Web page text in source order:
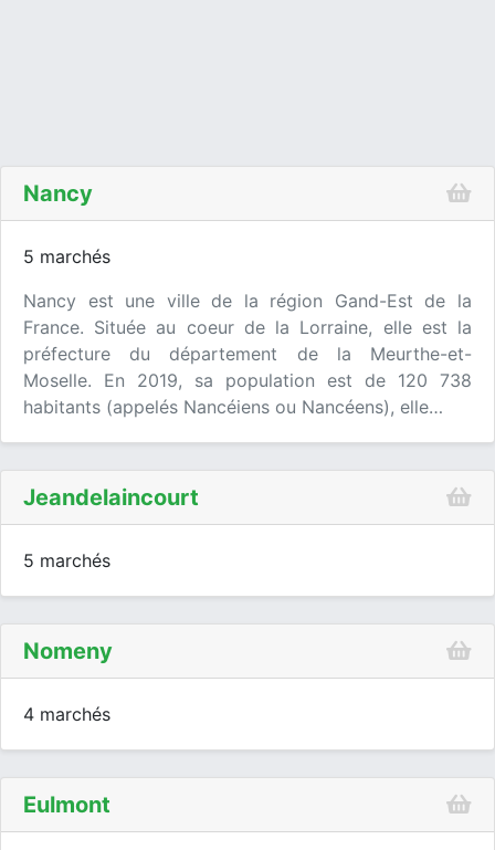
Nancy
5 marchés
Nancy est une ville de la région Gand-Est de la
France. Située au coeur de la Lorraine, elle est la
préfecture du département de la Meurthe-et-
Moselle. En 2019, sa population est de 120 738
habitants (appelés Nancéiens ou Nancéens), elle…
Jeandelaincourt
5 marchés
Nomeny
4 marchés
Eulmont